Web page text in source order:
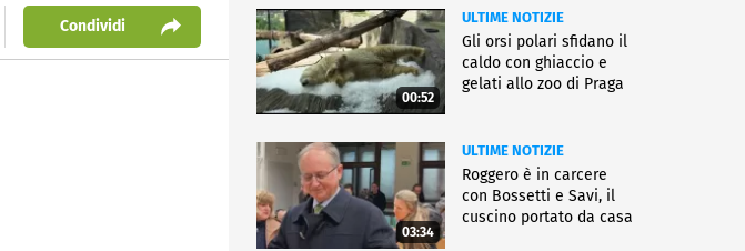
Condividi
00:52
ULTIME NOTIZIE
Gli orsi polari sfidano il
caldo con ghiaccio e
gelati allo zoo di Praga
03:34
ULTIME NOTIZIE
Roggero è in carcere
con Bossetti e Savi, il
cuscino portato da casa